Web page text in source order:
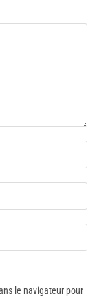
le navigateur pour